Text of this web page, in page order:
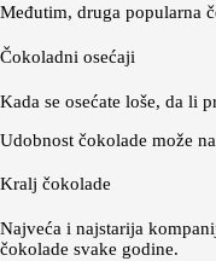
Međutim, druga popularna
Čokoladni osećaji
Kada se osećate loše, da li
Udobnost čokolade može
Kralj čokolade
Najveća i najstarija
čokolade svake godine.